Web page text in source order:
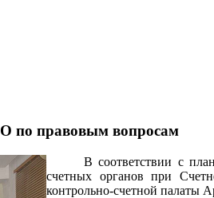
по правовым вопросам
В соответствии с
счетных органов при
контрольно-счетной палаты